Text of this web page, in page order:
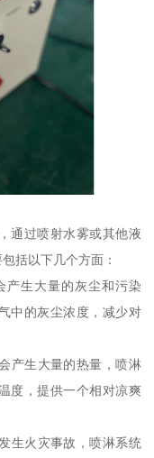
通过喷射水雾或其他液
括以下几个方面：
产生大量的灰尘和污染
中的灰尘浓度，减少对
产生大量的热量，喷淋
度，提供一个相对凉爽
生火灾事故，喷淋系统